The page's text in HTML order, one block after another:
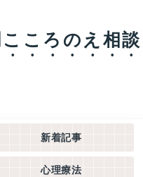
ころのえ相談
新着記事
心理療法